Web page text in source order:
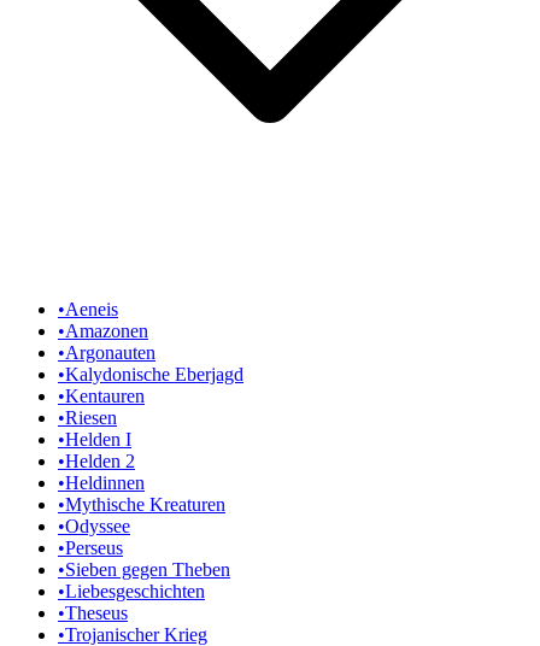
•Aeneis
•Amazonen
•Argonauten
•Kalydonische Eberjagd
•Kentauren
•Riesen
•Helden I
•Helden 2
•Heldinnen
•Mythische Kreaturen
•Odyssee
•Perseus
•Sieben gegen Theben
•Liebesgeschichten
•Theseus
•Trojanischer Krieg